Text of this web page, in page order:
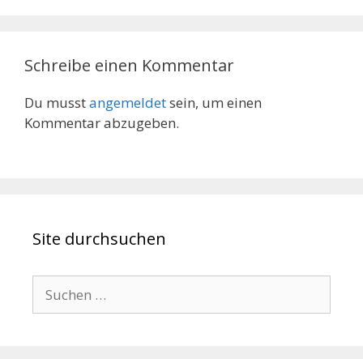
Schreibe einen Kommentar
Du musstangemeldetsein, um einen
Kommentar abzugeben.
Site durchsuchen
nach: